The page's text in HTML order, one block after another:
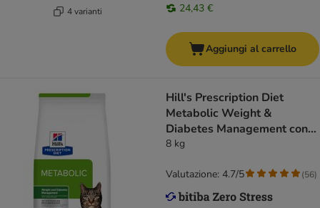
4 varianti 24,43 €
Aggiungi al carrello
Hill's Prescription Diet
Metabolic Weight &
Diabetes Management con
Pollo
8 kg
Valutazione: 4.7/5 (56)